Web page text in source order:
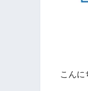
こんに